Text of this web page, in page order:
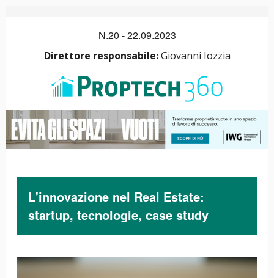
N.20 - 22.09.2023
Direttore responsabile:Giovanni Iozzia
L'innovazione nel Real Estate:
startup, tecnologie, case study